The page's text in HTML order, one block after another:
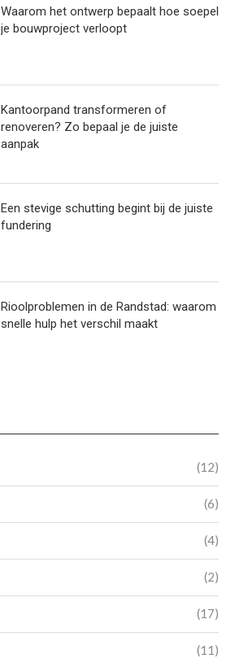
Waarom het ontwerp bepaalt hoe soepel
je bouwproject verloopt
Kantoorpand transformeren of
renoveren? Zo bepaal je de juiste
aanpak
Een stevige schutting begint bij de juiste
fundering
Rioolproblemen in de Randstad: waarom
snelle hulp het verschil maakt
(12)
(6)
(4)
(2)
(17)
(11)